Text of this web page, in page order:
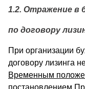
1.2. Отражение в
по договору
При организации
договору лизинга
Временным
постановлением